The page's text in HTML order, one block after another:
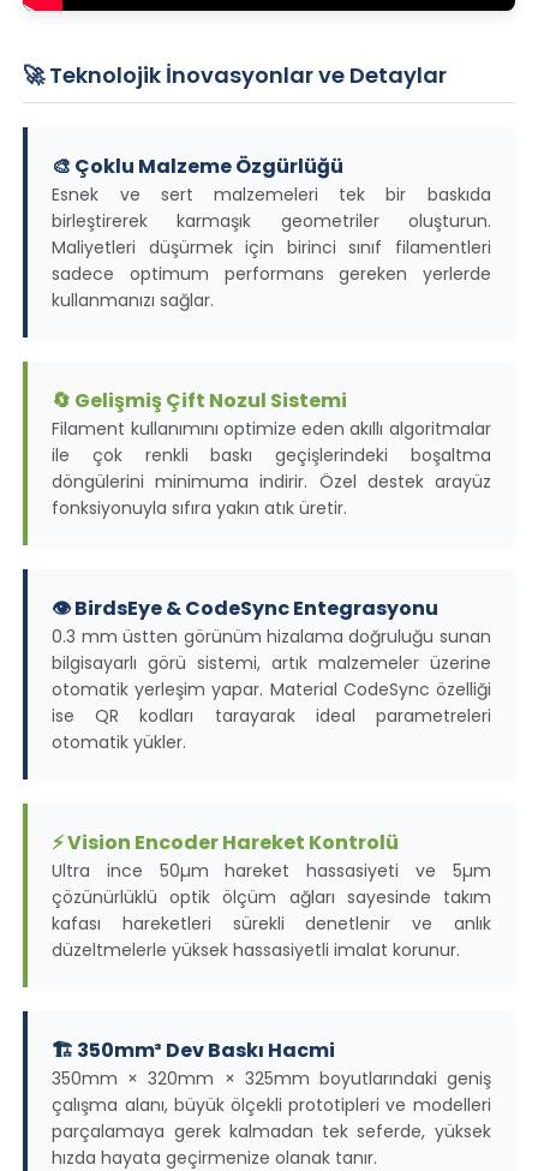
🚀 Teknolojik İnovasyonlar ve Detaylar
🎨 Çoklu Malzeme Özgürlüğü
Esnek ve sert malzemeleri tek bir baskıda
birleştirerek karmaşık geometriler oluşturun.
Maliyetleri düşürmek için birinci sınıf filamentleri
sadece optimum performans gereken yerlerde
kullanmanızı sağlar.
🔄 Gelişmiş Çift Nozul Sistemi
Filament kullanımını optimize eden akıllı algoritmalar
ile çok renkli baskı geçişlerindeki boşaltma
döngülerini minimuma indirir. Özel destek arayüz
fonksiyonuyla sıfıra yakın atık üretir.
👁️ BirdsEye & CodeSync Entegrasyonu
0.3 mm üstten görünüm hizalama doğruluğu sunan
bilgisayarlı görü sistemi, artık malzemeler üzerine
otomatik yerleşim yapar. Material CodeSync özelliği
ise QR kodları tarayarak ideal parametreleri
otomatik yükler.
⚡ Vision Encoder Hareket Kontrolü
Ultra ince 50µm hareket hassasiyeti ve 5µm
çözünürlüklü optik ölçüm ağları sayesinde takım
kafası hareketleri sürekli denetlenir ve anlık
düzeltmelerle yüksek hassasiyetli imalat korunur.
🏗️ 350mm³ Dev Baskı Hacmi
350mm × 320mm × 325mm boyutlarındaki geniş
çalışma alanı, büyük ölçekli prototipleri ve modelleri
parçalamaya gerek kalmadan tek seferde, yüksek
hızda hayata geçirmenize olanak tanır.